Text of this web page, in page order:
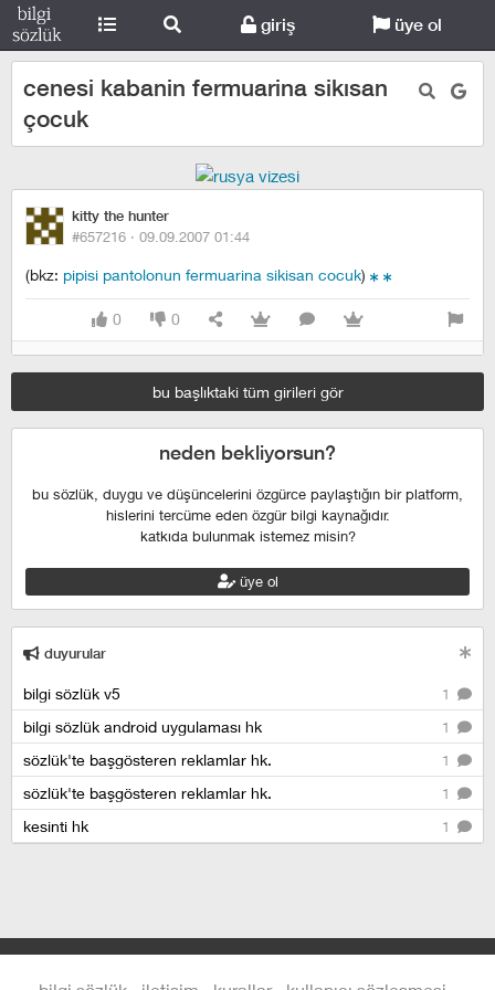
giriş üye ol
cenesi kabanin fermuarina sikısan
çocuk
kitty the hunter
#657216 · 09.09.2007 01:44
(bkz: pipisi pantolonun fermuarina sikisan cocuk)
0 0
bu başlıktaki tüm girileri gör
neden bekliyorsun?
bu sözlük, duygu ve düşüncelerini özgürce paylaştığın bir platform,
hislerini tercüme eden özgür bilgi kaynağıdır.
katkıda bulunmak istemez misin?
üye ol
duyurular
1
bilgi sözlük v5
1
bilgi sözlük android uygulaması hk
1
sözlük'te başgösteren reklamlar hk.
1
sözlük'te başgösteren reklamlar hk.
1
kesinti hk